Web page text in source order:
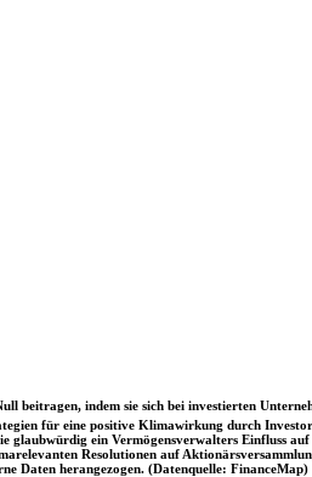
beitragen, indem sie sich bei investierten
für eine positive Klimawirkung durch
glaubwürdig ein Vermögensverwalters
Resolutionen auf
Daten herangezogen. (Datenquelle: FinanceMap)